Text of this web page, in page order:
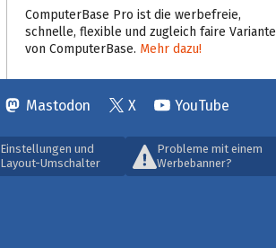
ComputerBase Pro ist die werbefreie,
schnelle, flexible und zugleich faire Variante
von ComputerBase. Mehr dazu!
Mastodon X YouTube
Einstellungen und
Layout-Umschalter
Probleme mit einem
Werbebanner?